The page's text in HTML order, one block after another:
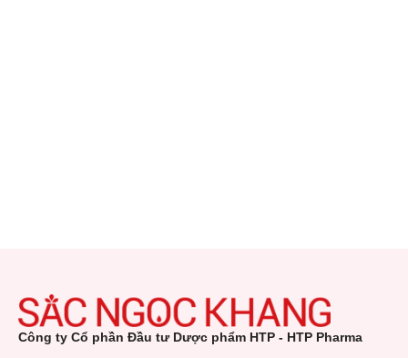
Công ty Cổ phần Đầu tư Dược phẩm HTP - HTP Pharma